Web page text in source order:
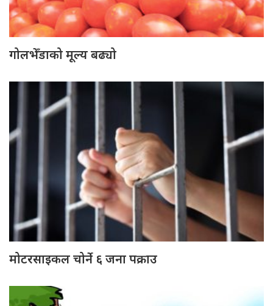
गोलभेँडाको मूल्य बढ्यो
मोटरसाइकल चोर्ने ६ जना पक्राउ